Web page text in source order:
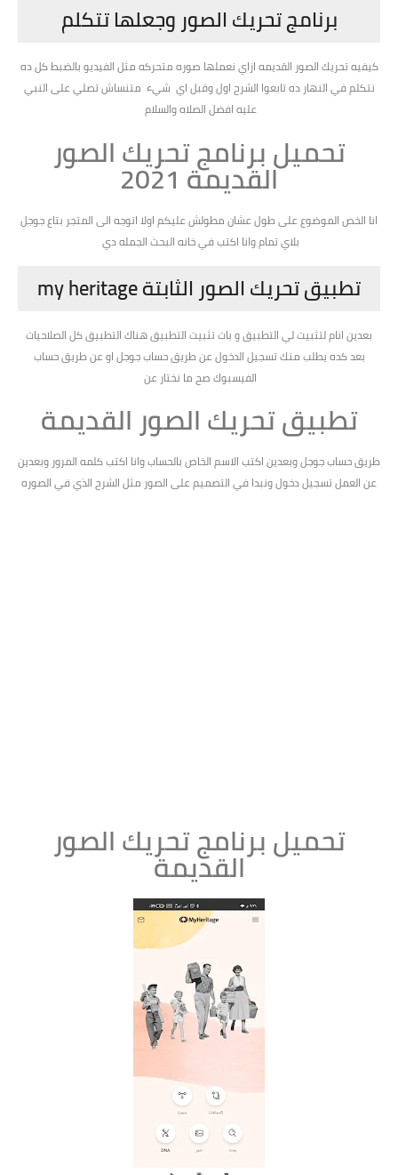
برنامج تحريك الصور وجعلها تتكلم
كيفيه تحريك الصور القديمه ازاي نعملها صوره متحركه مثل الفيديو بالضبط كل ده
نتكلم في النهار ده تابعوا الشرح اول وقبل اي شيء متنساش تصلي على النبي
عليه افضل الصلاه والسلام
تحميل برنامج تحريك الصور
القديمة 2021
انا الخص الموضوع على طول عشان مطولش عليكم اولا اتوجه الى المتجر بتاع جوجل
بلاي تمام وانا اكتب في خانه البحث الجمله دي
تطبيق تحريك الصور الثابتة my heritage
بعدين انام لتثبيت لي التطبيق و بات تثبيت التطبيق هناك التطبيق كل الصلاحيات
بعد كده يطلب منك تسجيل الدخول عن طريق حساب جوجل او عن طريق حساب
الفيسبوك صح ما نختار عن
تطبيق تحريك الصور القديمة
طريق حساب جوجل وبعدين اكتب الاسم الخاص بالحساب وانا اكتب كلمه المرور وبعدين
عن العمل تسجيل دخول ونبدا في التصميم على الصور مثل الشرح الذي في الصوره
تحميل برنامج تحريك الصور
القديمة